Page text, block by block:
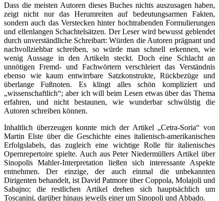
Dass die meisten Autoren dieses Buches nichts auszusagen haben,
zeigt nicht nur das Herumreiten auf bedeutungsarmen Fakten,
sondern auch das Verstecken hinter hochtrabenden Formulierungen
und ellenlangen Schachtelsätzen. Der Leser wird bewusst geblendet
durch unverständliche Schreibart: Würden die Autoren prägnant und
nachvollziehbar schreiben, so würde man schnell erkennen, wie
wenig Aussage in den Artikeln steckt. Doch eine Schlacht an
unnötigen Fremd- und Fachwörtern verschleiert das Verständnis
ebenso wie kaum entwirrbare Satzkonstrukte, Rückbezüge und
überlange Fußnoten. Es klingt alles schön kompliziert und
„wissenschaftlich“; aber ich will beim Lesen etwas über das Thema
erfahren, und nicht bestaunen, wie wunderbar schwülstig die
Autoren schreiben können.
Inhaltlich überzeugen konnte mich der Artikel „Cetra-Soria“ von
Martin Elste über die Geschichte eines italienisch-amerikanischen
Erfolgslabels, das zugleich eine wichtige Rolle für italienisches
Opernrepertoire spielte. Auch aus Peter Niedermüllers Artikel über
Sinopolis Mahler-Interpretation ließen sich interessante Aspekte
entnehmen. Der einzige, der auch einmal die unbekannten
Dirigenten behandelt, ist David Patmore über Coppola, Molajoli und
Sabajno; die restlichen Artikel drehen sich hauptsächlich um
Toscanini, darüber hinaus jeweils einer um Sinopoli und Abbado.